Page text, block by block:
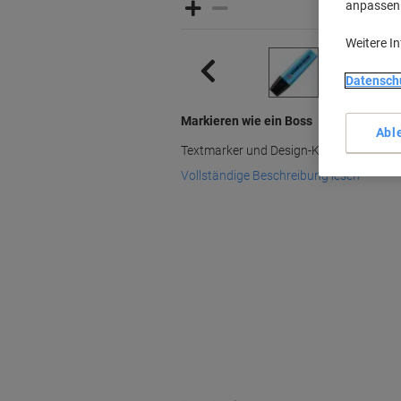
Markieren wie ein Boss
Textmarker und Design-Klassiker seit
Vollständige Beschreibung lesen
Weitere